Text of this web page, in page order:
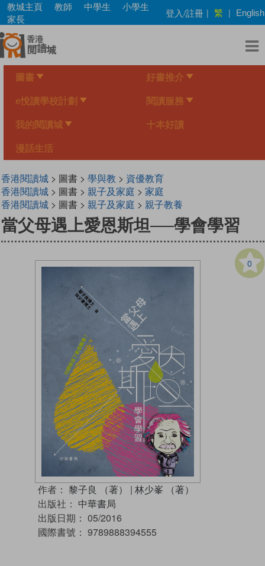
Skip
main
content
教城主頁 教師 中學生
小學生
家長
登入/註冊 | 繁 | English
圖書 好書推介
e悅讀學校計劃 閱讀服務
我的閱讀城 十本好讀
漫話生活
香港閱讀城> 圖書 > 學與教 > 資優教育
香港閱讀城> 圖書 > 親子及家庭 > 家庭
香港閱讀城> 圖書 > 親子及家庭 > 親子教養
當父母遇上愛恩斯坦──學會學習
0
作者： 黎子良 （著） | 林少峯 （著）
出版社： 中華書局
出版日期： 05/2016
國際書號： 9789888394555